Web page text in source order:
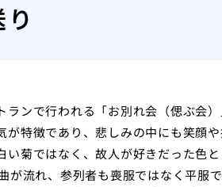
ンで行われる「お別れ会（偲ぶ会
特徴であり、悲しみの中にも笑顔
菊ではなく、故人が好きだった色
が流れ、参列者も喪服ではなく平服